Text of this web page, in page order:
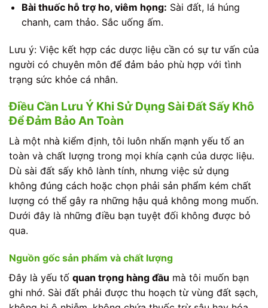
Bài thuốc hỗ trợ ho, viêm họng: Sài đất, lá húng
chanh, cam thảo. Sắc uống ấm.
Lưu ý: Việc kết hợp các dược liệu cần có sự tư vấn của
người có chuyên môn để đảm bảo phù hợp với tình
trạng sức khỏe cá nhân.
Điều Cần Lưu Ý Khi Sử Dụng Sài Đất Sấy Khô
Để Đảm Bảo An Toàn
Là một nhà kiểm định, tôi luôn nhấn mạnh yếu tố an
toàn và chất lượng trong mọi khía cạnh của dược liệu.
Dù sài đất sấy khô lành tính, nhưng việc sử dụng
không đúng cách hoặc chọn phải sản phẩm kém chất
lượng có thể gây ra những hậu quả không mong muốn.
Dưới đây là những điều bạn tuyệt đối không được bỏ
qua.
Nguồn gốc sản phẩm và chất lượng
Đây là yếu tố quan trọng hàng đầu mà tôi muốn bạn
ghi nhớ. Sài đất phải được thu hoạch từ vùng đất sạch,